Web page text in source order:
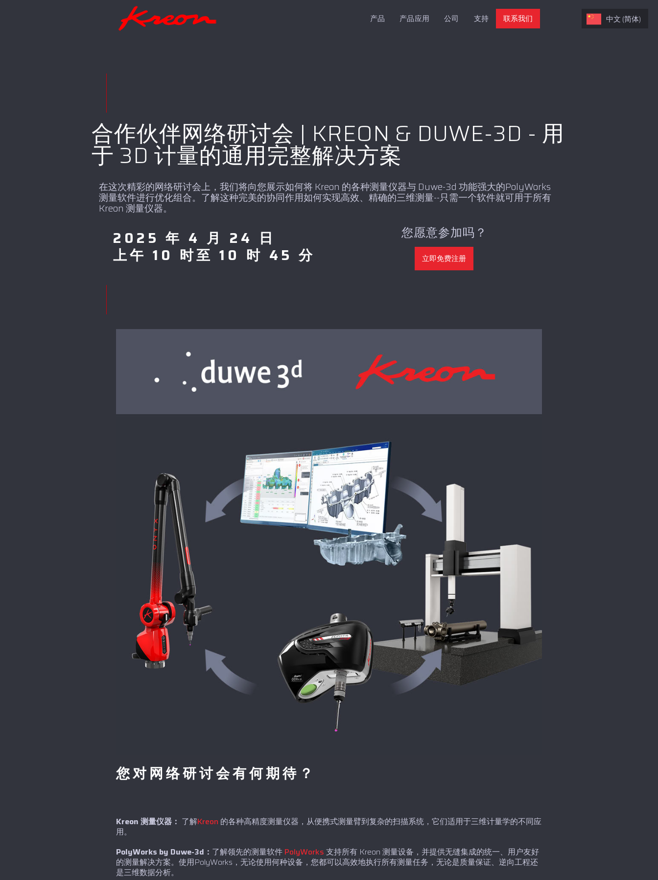
产品 产品应用 公司 支持 联系我们
合作伙伴网络研讨会 | KREON & DUWE-3D - 用
于 3D 计量的通用完整解决方案
在这次精彩的网络研讨会上，我们将向您展示如何将 Kreon 的各种测量仪器与 Duwe-3d 功能强大的PolyWorks
测量软件进行优化组合。了解这种完美的协同作用如何实现高效、精确的三维测量--只需一个软件就可用于所有
Kreon 测量仪器。
2025 年 4 月 24 日
上午 10 时至 10 时 45 分
您愿意参加吗？
立即免费注册
您对网络研讨会有何期待？
Kreon 测量仪器： 了解Kreon 的各种高精度测量仪器，从便携式测量臂到复杂的扫描系统，它们适用于三维计量学的不同应
用。
PolyWorks by Duwe-3d： 了解领先的测量软件 PolyWorks 支持所有 Kreon 测量设备，并提供无缝集成的统一、用户友好
的测量解决方案。使用PolyWorks，无论使用何种设备，您都可以高效地执行所有测量任务，无论是质量保证、逆向工程还
是三维数据分析。
中文 (简体)